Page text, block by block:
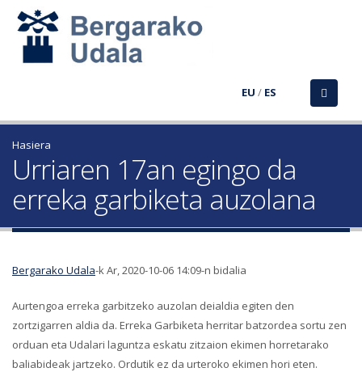
EU / ES
Hasiera
Urriaren 17an egingo da
erreka garbiketa auzolana
Bergarako Udala-k Ar, 2020-10-06 14:09-n bidalia
Aurtengoa erreka garbitzeko auzolan deialdia egiten den
zortzigarren aldia da. Erreka Garbiketa herritar batzordea sortu zen
orduan eta Udalari laguntza eskatu zitzaion ekimen horretarako
baliabideak jartzeko. Ordutik ez da urteroko ekimen hori eten.